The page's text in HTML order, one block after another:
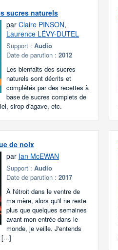
sucres naturels
parClaire PINSON,
Laurence LÉVY-DUTEL
Support :Audio
Date de parution :2012
Les bienfaits des sucres
naturels sont décrits et
complétés par des recettes à
base de sucres complets de
sirop d'agave, etc.
de noix
par Ian McEWAN
Support :Audio
Date de parution :2017
À l'étroit dans le ventre de
ma mère, alors qu'il ne reste
plus que quelques semaines
avant mon entrée dans le
monde, je veille. J'entends
[...]